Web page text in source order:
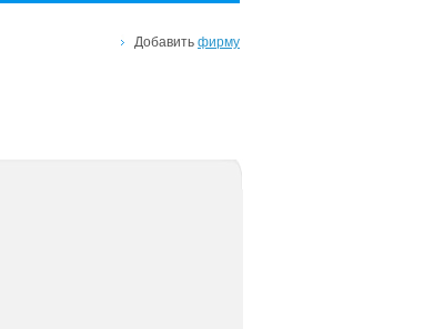
Добавить фирму